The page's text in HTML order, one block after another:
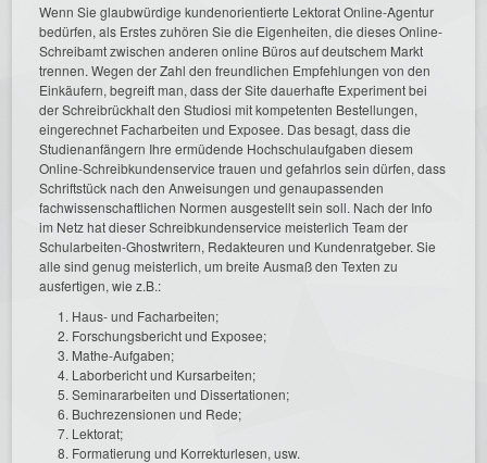
Wenn Sie glaubwürdige kundenorientierte Lektorat Online-Agentur
bedürfen, als Erstes zuhören Sie die Eigenheiten, die dieses Online-
Schreibamt zwischen anderen online Büros auf deutschem Markt
trennen. Wegen der Zahl den freundlichen Empfehlungen von den
Einkäufern, begreift man, dass der Site dauerhafte Experiment bei
der Schreibrückhalt den Studiosi mit kompetenten Bestellungen,
eingerechnet Facharbeiten und Exposee. Das besagt, dass die
Studienanfängern Ihre ermüdende Hochschulaufgaben diesem
Online-Schreibkundenservice trauen und gefahrlos sein dürfen, dass
Schriftstück nach den Anweisungen und genaupassenden
fachwissenschaftlichen Normen ausgestellt sein soll. Nach der Info
im Netz hat dieser Schreibkundenservice meisterlich Team der
Schularbeiten-Ghostwritern, Redakteuren und Kundenratgeber. Sie
alle sind genug meisterlich, um breite Ausmaß den Texten zu
ausfertigen, wie z.B.:
Haus- und Facharbeiten;
Forschungsbericht und Exposee;
Mathe-Aufgaben;
Laborbericht und Kursarbeiten;
Seminararbeiten und Dissertationen;
Buchrezensionen und Rede;
Lektorat;
Formatierung und Korrekturlesen, usw.